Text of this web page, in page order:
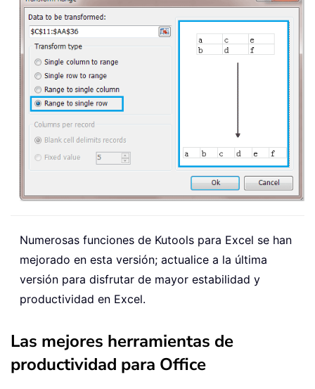
Numerosas funciones de Kutools para Excel se han
mejorado en esta versión; actualice a la última
versión para disfrutar de mayor estabilidad y
productividad en Excel.
Las mejores herramientas de
productividad para Office